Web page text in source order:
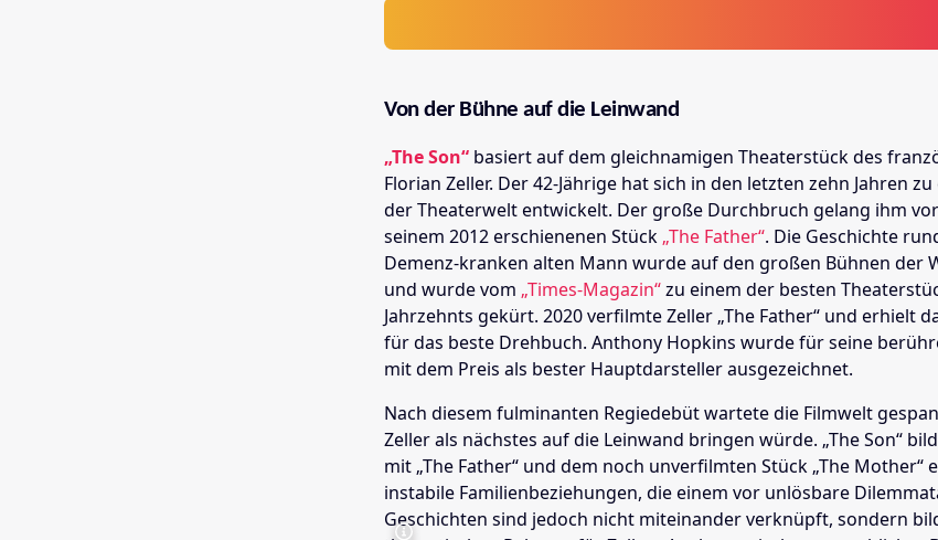
Von der Bühne auf die Leinwand
„The Son“ basiert auf dem gleichnamigen Theaterstück des
Florian Zeller. Der 42-Jährige hat sich in den letzten zehn Jahren
der Theaterwelt entwickelt. Der große Durchbruch gelang ihm
seinem 2012 erschienenen Stück „The Father“. Die Geschichte
Demenz-kranken alten Mann wurde auf den großen Bühnen der
und wurde vom „Times-Magazin“zu einem der besten
Jahrzehnts gekürt. 2020 verfilmte Zeller „The Father“ und erhielt
für das beste Drehbuch. Anthony Hopkins wurde für seine
mit dem Preis als bester Hauptdarsteller ausgezeichnet.
Nach diesem fulminanten Regiedebüt wartete die Filmwelt
Zeller als nächstes auf die Leinwand bringen würde. „The Son“
mit „The Father“ und dem noch unverfilmten Stück „The Mother“
instabile Familienbeziehungen, die einem vor unlösbare
Geschichten sind jedoch nicht miteinander verknüpft, sondern